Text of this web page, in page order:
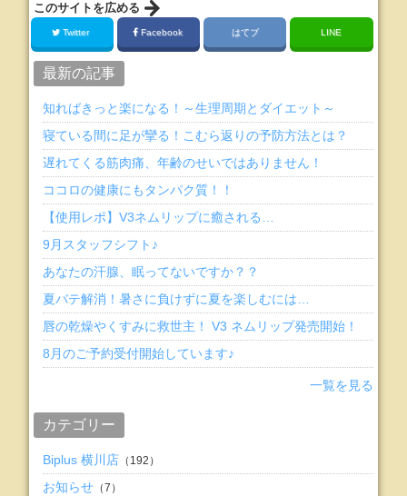
このサイトを広める
Twitter Facebook はてブ LINE
最新の記事
知ればきっと楽になる！～生理周期とダイエット～
寝ている間に足が攣る！こむら返りの予防方法とは？
遅れてくる筋肉痛、年齢のせいではありません！
ココロの健康にもタンパク質！！
【使用レポ】V3ネムリップに癒される…
9月スタッフシフト♪
あなたの汗腺、眠ってないですか？？
夏バテ解消！暑さに負けずに夏を楽しむには…
唇の乾燥やくすみに救世主！ V3 ネムリップ発売開始！
8月のご予約受付開始しています♪
一覧を見る
カテゴリー
Biplus 横川店 （192）
お知らせ （7）